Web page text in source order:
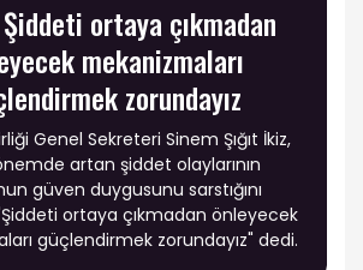
ortaya çıkmadan
mekanizmaları
zorundayız
Genel Sekreteri Sinem Şığıt İkiz,
artan şiddet olaylarının
güven duygusunu sarstığını
ortaya çıkmadan önleyecek
güçlendirmek zorundayız" dedi.